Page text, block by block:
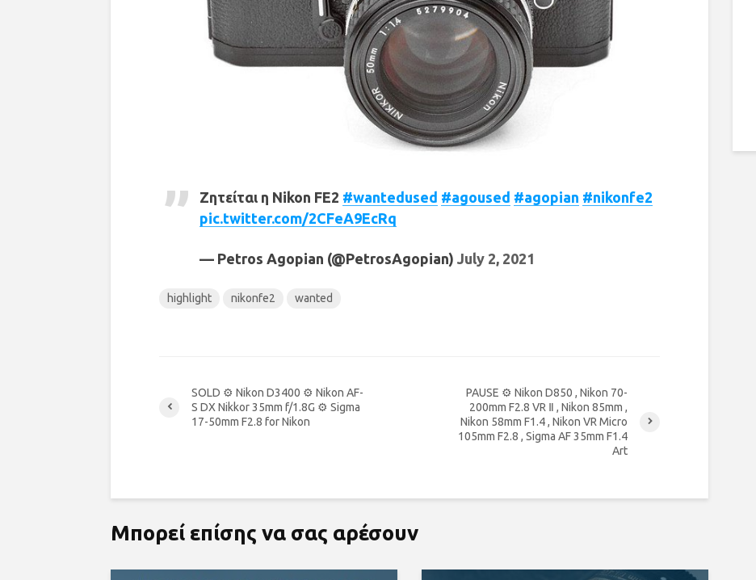
Ζητείται η Nikon FE2 #wantedused #agoused #agopian #nikonfe2
pic.twitter.com/2CFeA9EcRq
— Petros Agopian (@PetrosAgopian) July 2, 2021
highlight nikonfe2 wanted
SOLD ⚙ Nikon D3400 ⚙ Nikon AF-
S DX Nikkor 35mm f/1.8G ⚙ Sigma
17-50mm F2.8 for Nikon
PAUSE ⚙ Nikon D850 , Nikon 70-
200mm F2.8 VR Ⅱ , Nikon 85mm ,
Nikon 58mm F1.4 , Nikon VR Micro
105mm F2.8 , Sigma AF 35mm F1.4
Art
Μπορεί επίσης να σας αρέσουν